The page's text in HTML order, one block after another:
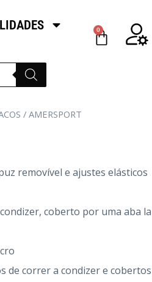
0
/ AMERSPORT
removível e ajustes elásticos
coberto por uma aba
de correr a condizer e